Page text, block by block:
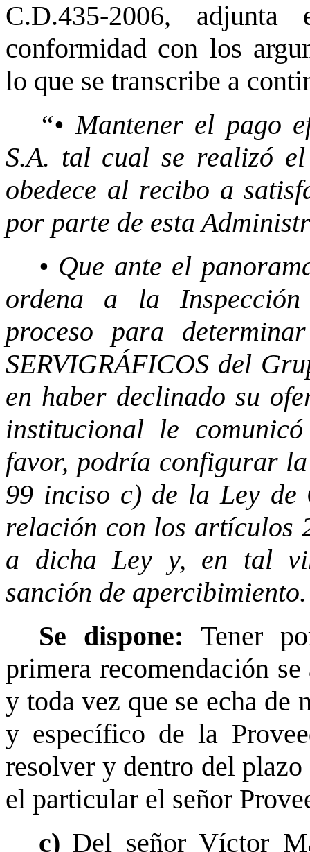
C.D.435-2006,
conformidad con los
lo que se transcribe a
“• Mantener el pago
S.A. tal cual se realizó
obedece al recibo a
por parte de esta
• Que ante el
ordena a la
proceso para
SERVIGRÁFICOS del
en haber declinado su
institucional le
favor, podría configurar
99 inciso c) de la Ley de
relación con los artículos
a dicha Ley y, en tal
sanción de
Se dispone: Tener
primera recomendación
y toda vez que se echa de
y específico de la
resolver y dentro del
el particular el señor
c) Del señor Víctor